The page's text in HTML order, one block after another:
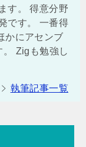
す。 得意分野
です。 一番得
かにアセンブ
Zigも勉強し
執筆記事一覧